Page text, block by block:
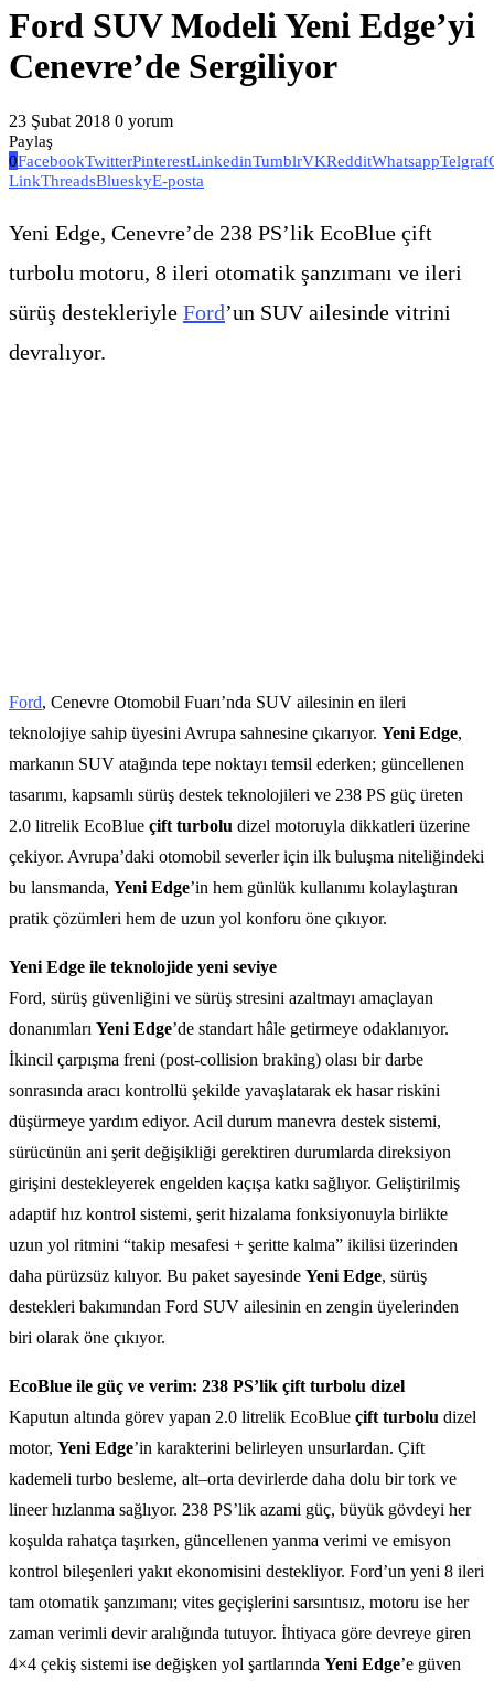
Ford SUV Modeli Yeni Edge’yi
Cenevre’de Sergiliyor
23 Şubat 2018 0 yorum
Paylaş
0FacebookTwitterPinterestLinkedinTumblrVKRedditWhatsappTelgraf
LinkThreadsBlueskyE-posta
Yeni Edge, Cenevre’de 238 PS’lik EcoBlue çift
turbolu motoru, 8 ileri otomatik şanzımanı ve ileri
sürüş destekleriyle Ford’un SUV ailesinde vitrini
devralıyor.
Ford, Cenevre Otomobil Fuarı’nda SUV ailesinin en ileri
teknolojiye sahip üyesini Avrupa sahnesine çıkarıyor. Yeni Edge,
markanın SUV atağında tepe noktayı temsil ederken; güncellenen
tasarımı, kapsamlı sürüş destek teknolojileri ve 238 PS güç üreten
2.0 litrelik EcoBlue çift turbolu dizel motoruyla dikkatleri üzerine
çekiyor. Avrupa’daki otomobil severler için ilk buluşma niteliğindeki
bu lansmanda, Yeni Edge’in hem günlük kullanımı kolaylaştıran
pratik çözümleri hem de uzun yol konforu öne çıkıyor.
Yeni Edge ile teknolojide yeni seviye
Ford, sürüş güvenliğini ve sürüş stresini azaltmayı amaçlayan
donanımları Yeni Edge’de standart hâle getirmeye odaklanıyor.
İkincil çarpışma freni (post-collision braking) olası bir darbe
sonrasında aracı kontrollü şekilde yavaşlatarak ek hasar riskini
düşürmeye yardım ediyor. Acil durum manevra destek sistemi,
sürücünün ani şerit değişikliği gerektiren durumlarda direksiyon
girişini destekleyerek engelden kaçışa katkı sağlıyor. Geliştirilmiş
adaptif hız kontrol sistemi, şerit hizalama fonksiyonuyla birlikte
uzun yol ritmini “takip mesafesi + şeritte kalma” ikilisi üzerinden
daha pürüzsüz kılıyor. Bu paket sayesinde Yeni Edge, sürüş
destekleri bakımından Ford SUV ailesinin en zengin üyelerinden
biri olarak öne çıkıyor.
EcoBlue ile güç ve verim: 238 PS’lik çift turbolu dizel
Kaputun altında görev yapan 2.0 litrelik EcoBlue çift turbolu dizel
motor, Yeni Edge’in karakterini belirleyen unsurlardan. Çift
kademeli turbo besleme, alt–orta devirlerde daha dolu bir tork ve
lineer hızlanma sağlıyor. 238 PS’lik azami güç, büyük gövdeyi her
koşulda rahatça taşırken, güncellenen yanma verimi ve emisyon
kontrol bileşenleri yakıt ekonomisini destekliyor. Ford’un yeni 8 ileri
tam otomatik şanzımanı; vites geçişlerini sarsıntısız, motoru ise her
zaman verimli devir aralığında tutuyor. İhtiyaca göre devreye giren
4×4 çekiş sistemi ise değişken yol şartlarında Yeni Edge’e güven